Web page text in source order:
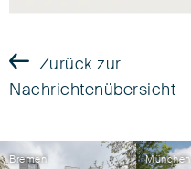
Zurück zur
Nachrichtenübersicht
Bremen München